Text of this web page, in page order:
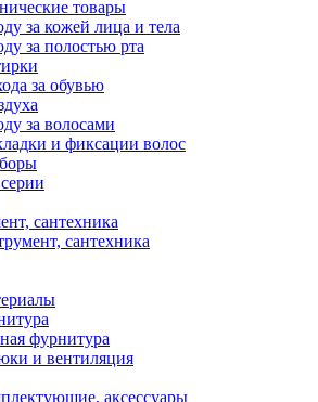
товары
за кожей лица и тела
за полостью рта
за обувью
за волосами
и фиксации волос
сантехника
сантехника
фурнитура
и вентиляция
аксессуары